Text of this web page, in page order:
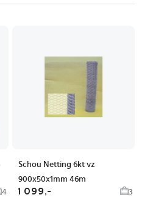
4
Schou Netting 6kt vz
900x50x1mm 46m
1 099,- 3